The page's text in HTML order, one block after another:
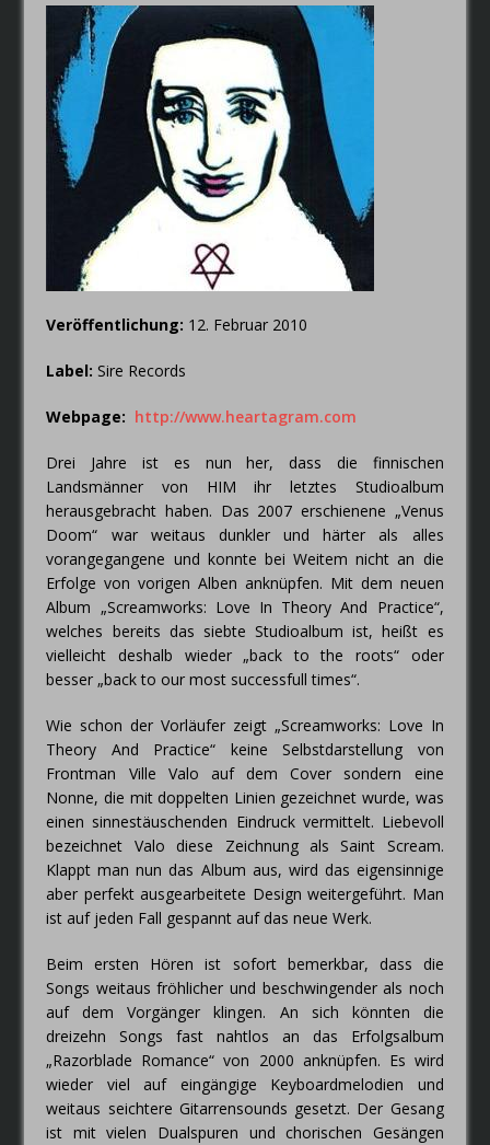
die Band im Jahr 2019
wiederspiegeln.
Veröffentlichung: 12. Februar 2010
Label: Sire Records
Webpage: http://www.heartagram.com
Drei Jahre ist es nun her, dass die finnischen
Landsmänner von HIM ihr letztes Studioalbum
herausgebracht haben. Das 2007 erschienene „Venus
Doom“ war weitaus dunkler und härter als alles
vorangegangene und konnte bei Weitem nicht an die
Erfolge von vorigen Alben anknüpfen. Mit dem neuen
Album „Screamworks: Love In Theory And Practice“,
welches bereits das siebte Studioalbum ist, heißt es
vielleicht deshalb wieder „back to the roots“ oder
besser „back to our most successfull times“.
Wie schon der Vorläufer zeigt „Screamworks: Love In
Theory And Practice“ keine Selbstdarstellung von
Frontman Ville Valo auf dem Cover sondern eine
Nonne, die mit doppelten Linien gezeichnet wurde, was
einen sinnestäuschenden Eindruck vermittelt. Liebevoll
bezeichnet Valo diese Zeichnung als Saint Scream.
Klappt man nun das Album aus, wird das eigensinnige
aber perfekt ausgearbeitete Design weitergeführt. Man
ist auf jeden Fall gespannt auf das neue Werk.
Beim ersten Hören ist sofort bemerkbar, dass die
Songs weitaus fröhlicher und beschwingender als noch
auf dem Vorgänger klingen. An sich könnten die
dreizehn Songs fast nahtlos an das Erfolgsalbum
„Razorblade Romance“ von 2000 anknüpfen. Es wird
wieder viel auf eingängige Keyboardmelodien und
weitaus seichtere Gitarrensounds gesetzt. Der Gesang
ist mit vielen Dualspuren und chorischen Gesängen